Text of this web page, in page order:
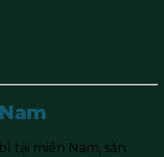
tại miền Nam, sản